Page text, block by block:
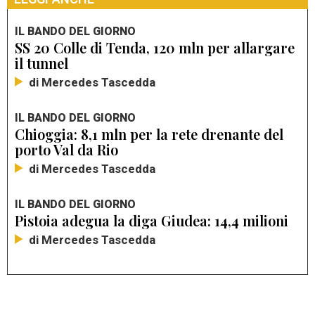
IL BANDO DEL GIORNO
SS 20 Colle di Tenda, 120 mln per allargare
il tunnel
di Mercedes Tascedda
IL BANDO DEL GIORNO
Chioggia: 8,1 mln per la rete drenante del
porto Val da Rio
di Mercedes Tascedda
IL BANDO DEL GIORNO
Pistoia adegua la diga Giudea: 14,4 milioni
di Mercedes Tascedda